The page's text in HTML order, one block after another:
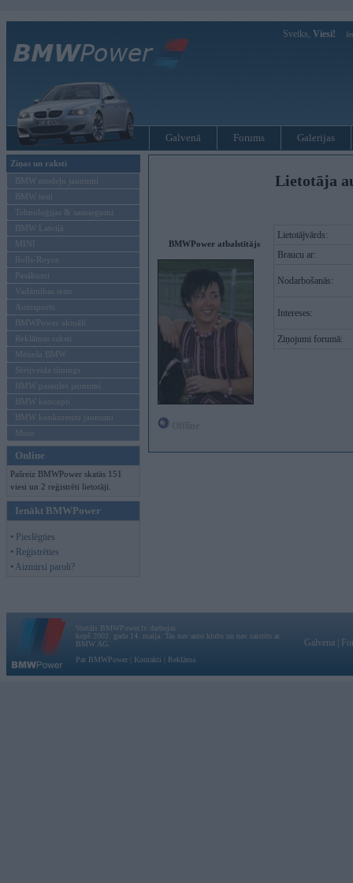
Sveiks, Viesi!
Galvenā Forums Galerijas
Ziņas un raksti
BMW modeļu jaunumi
BMW testi
Tehnoloģijas & sasniegumi
BMW Latvijā
MINI
Rolls-Royce
Pasākumi
Vadāmības tests
Autosports
BMWPower aktuāli
Reklāmas raksti
Mēneša BMW
Sērijveida tūnings
BMW pasaules jaunumi
BMW koncepti
BMW konkurentu jaunumi
Moto
Online
Pašreiz BMWPower skatās 151
viesi un 2 reģistrēti lietotāji.
Ienākt BMWPower
• Pieslēgties
• Reģistrēties
• Aizmirsi paroli?
Lietotāja
BMWPower atbalstītājs
Lietotājvārds:
Braucu ar:
Nodarbošanās:
Intereses:
Ziņojumi forumā:
Vortāls BMWPower.lv darbojas
kopš 2002. gada 14. maija. Tas nav auto klubs un nav saistīts ar
BMW AG.
Par BMWPower
Kontakti Reklāma
Galvena